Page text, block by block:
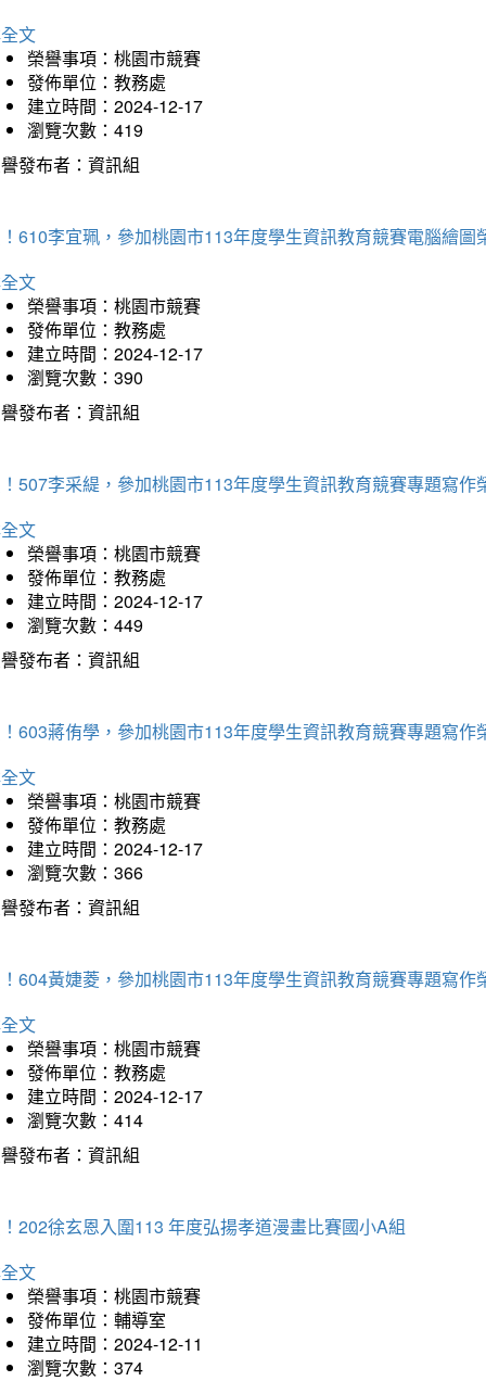
文
榮譽事項：桃園市競賽
發佈單位：教務處
建立時間：2024-12-17
瀏覽次數：419
發布者：資訊組
610李宜珮，參加桃園市113年度學生資訊教育競賽電腦繪圖
文
榮譽事項：桃園市競賽
發佈單位：教務處
建立時間：2024-12-17
瀏覽次數：390
發布者：資訊組
507李采緹，參加桃園市113年度學生資訊教育競賽專題寫作
文
榮譽事項：桃園市競賽
發佈單位：教務處
建立時間：2024-12-17
瀏覽次數：449
發布者：資訊組
603蔣侑學，參加桃園市113年度學生資訊教育競賽專題寫作
文
榮譽事項：桃園市競賽
發佈單位：教務處
建立時間：2024-12-17
瀏覽次數：366
發布者：資訊組
604黃婕菱，參加桃園市113年度學生資訊教育競賽專題寫作
文
榮譽事項：桃園市競賽
發佈單位：教務處
建立時間：2024-12-17
瀏覽次數：414
發布者：資訊組
202徐玄恩入圍113 年度弘揚孝道漫畫比賽國小A組
文
榮譽事項：桃園市競賽
發佈單位：輔導室
建立時間：2024-12-11
瀏覽次數：374